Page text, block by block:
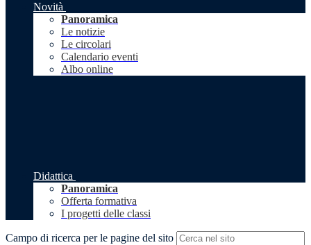
Novità
Panoramica
Le notizie
Le circolari
Calendario eventi
Albo online
Didattica
Panoramica
Offerta formativa
I progetti delle classi
Campo di ricerca per le pagine del sito